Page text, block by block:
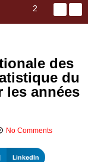
29ème Assemblée Générale Ordinaire de l’Union Nyèsigiso : L’encours total des dépôts des membres passé de 18 milliards en 2024 à 21 milliards en 2025
des
du
les années
No Comments
LinkedIn